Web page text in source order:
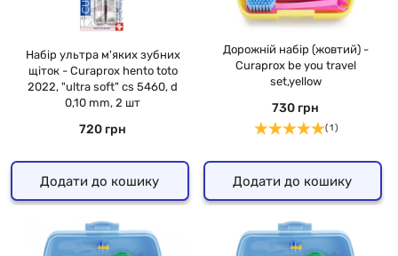
Набір ультра м'яких зубних
щіток - Curaprox hento toto
2022, "ultra soft" cs 5460, d
0,10 mm, 2 шт
720 грн
Додати до кошику
Дорожній набір (жовтий) -
Curaprox be you travel
set,yellow
730 грн
( 1 )
Додати до кошику